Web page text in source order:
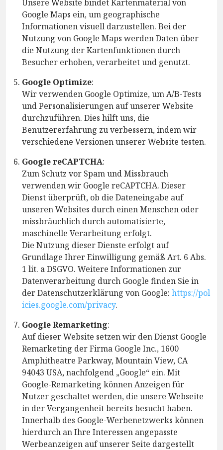
Unsere Website bindet Kartenmaterial von
Google Maps ein, um geographische
Informationen visuell darzustellen. Bei der
Nutzung von Google Maps werden Daten über
die Nutzung der Kartenfunktionen durch
Besucher erhoben, verarbeitet und genutzt.
Google Optimize:
Wir verwenden Google Optimize, um A/B-Tests
und Personalisierungen auf unserer Website
durchzuführen. Dies hilft uns, die
Benutzererfahrung zu verbessern, indem wir
verschiedene Versionen unserer Website testen.
Google reCAPTCHA:
Zum Schutz vor Spam und Missbrauch
verwenden wir Google reCAPTCHA. Dieser
Dienst überprüft, ob die Dateneingabe auf
unseren Websites durch einen Menschen oder
missbräuchlich durch automatisierte,
maschinelle Verarbeitung erfolgt.
Die Nutzung dieser Dienste erfolgt auf
Grundlage Ihrer Einwilligung gemäß Art. 6 Abs.
1 lit. a DSGVO. Weitere Informationen zur
Datenverarbeitung durch Google finden Sie in
der Datenschutzerklärung von Google: https://pol
icies.google.com/privacy.
Google Remarketing:
Auf dieser Website setzen wir den Dienst Google
Remarketing der Firma Google Inc., 1600
Amphitheatre Parkway, Mountain View, CA
94043 USA, nachfolgend „Google“ ein. Mit
Google-Remarketing können Anzeigen für
Nutzer geschaltet werden, die unsere Webseite
in der Vergangenheit bereits besucht haben.
Innerhalb des Google-Werbenetzwerks können
hierdurch an Ihre Interessen angepasste
Werbeanzeigen auf unserer Seite dargestellt